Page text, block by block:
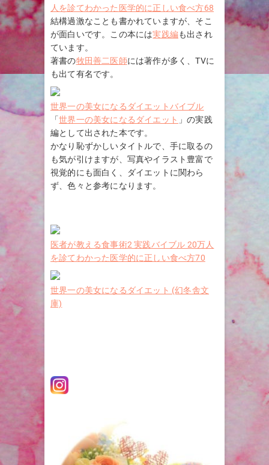
人を診てわかった医学的に正しい食べ方68
結構過激なことも書かれていますが、そこ
が面白いです。この本には実践編も出され
ています。
著書の牧田善二医師には著作が多く、TVに
も出て有名です。
世界一の美女になるダイエットバイブル
「世界一の美女になるダイエット 」の実践
編として出された本です。
かなり恥ずかしいタイトルで、手に取るの
も気が引けますが、写真やイラスト豊富で
視覚的にも面白く、ダイエットに関わら
ず、色々と参考になります。
医者が教える食事術2 実践バイブル 20万人
を診てわかった医学的に正しい食べ方70
世界一の美女になるダイエット (幻冬舎文
庫)